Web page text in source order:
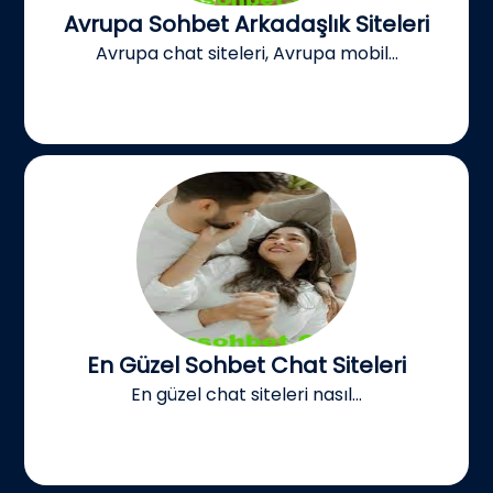
Avrupa Sohbet Arkadaşlık Siteleri
Avrupa chat siteleri, Avrupa mobil...
En Güzel Sohbet Chat Siteleri
En güzel chat siteleri nasıl...